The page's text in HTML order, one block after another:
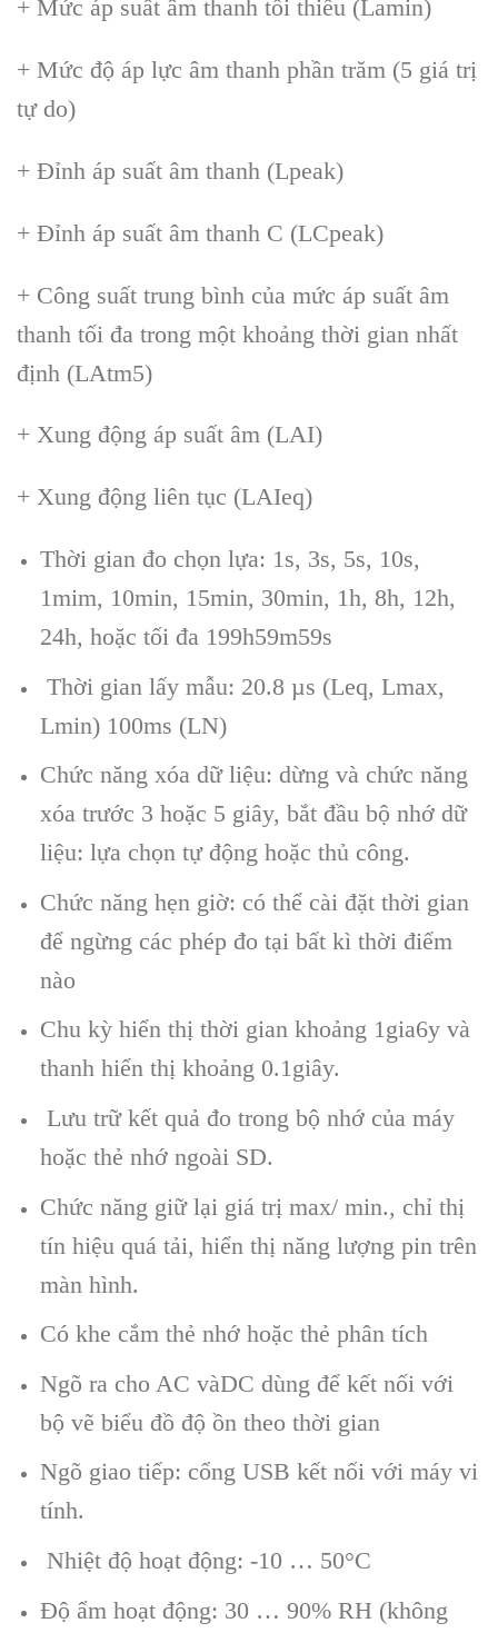
+ Mức áp suất âm thanh tối thiểu (Lamin)
+ Mức độ áp lực âm thanh phần trăm (5 giá trị
tự do)
+ Đỉnh áp suất âm thanh (Lpeak)
+ Đỉnh áp suất âm thanh C (LCpeak)
+ Công suất trung bình của mức áp suất âm
thanh tối đa trong một khoảng thời gian nhất
định (LAtm5)
+ Xung động áp suất âm (LAI)
+ Xung động liên tục (LAIeq)
Thời gian đo chọn lựa: 1s, 3s, 5s, 10s,
1mim, 10min, 15min, 30min, 1h, 8h, 12h,
24h, hoặc tối đa 199h59m59s
Thời gian lấy mẫu: 20.8 µs (Leq, Lmax,
Lmin) 100ms (LN)
Chức năng xóa dữ liệu: dừng và chức năng
xóa trước 3 hoặc 5 giây, bắt đầu bộ nhớ dữ
liệu: lựa chọn tự động hoặc thủ công.
Chức năng hẹn giờ: có thể cài đặt thời gian
để ngừng các phép đo tại bất kì thời điểm
nào
Chu kỳ hiển thị thời gian khoảng 1gia6y và
thanh hiển thị khoảng 0.1giây.
Lưu trữ kết quả đo trong bộ nhớ của máy
hoặc thẻ nhớ ngoài SD.
Chức năng giữ lại giá trị max/ min., chỉ thị
tín hiệu quá tải, hiển thị năng lượng pin trên
màn hình.
Có khe cắm thẻ nhớ hoặc thẻ phân tích
Ngõ ra cho AC vàDC dùng để kết nối với
bộ vẽ biểu đồ độ ồn theo thời gian
Ngõ giao tiếp: cổng USB kết nối với máy vi
tính.
Nhiệt độ hoạt động: -10 … 50°C
Độ ẩm hoạt động: 30 … 90% RH (không